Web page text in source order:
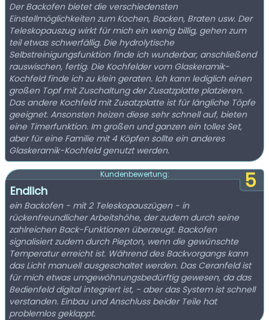
Der Backofen bietet die verschiedensten
Einstellmöglichkeiten zum Kochen, Backen, Braten usw. Der
Teleskopauszug wirkt für mich ein wenig billig, gehen zum
teil etwas schwerfällig. Die hydrolytische
Selbstreinigungsfunktion finde ich wunderbar, anschließend
rauswischen, fertig. Die Kochfelder vom Glaskeramik-
Kochfeld finde ich zu klein geraten. Ich kann lediglich einen
großen Topf mit Zuschaltung der Zusatzplatte platzieren.
Das andere Kochfeld mit Zusatzplatte ist für längliche Töpfe
geeignet. Ansonsten heizen diese sehr schnell auf, bieten
eine Timerfunktion. Im großen und ganzen ein tolles Set,
aber für eine Familie mit 4 Köpfen sollte ein anderes
Glaskeramik-Kochfeld genutzt werden.
5
Kundenbewertung:
Endlich
ein Backofen - mit 2 Teleskopauszügen - in
rückenfreundlicher Arbeitshöhe, der zudem durch seine
zahlreichen Back-Funktionen überzeugt. Backofen
signalisiert zudem durch Piepton, wenn die gewünschte
Temperatur erreicht ist. Während des Backvorgangs kann
das Licht manuell ausgeschaltet werden. Das Ceranfeld ist
für mich etwas umgewöhnungsbedürftig gewesen, da das
Bedienfeld digital integriert ist, - aber das System ist schnell
verstanden. Einbau und Anschluss beider Teile hat
problemlos geklappt.